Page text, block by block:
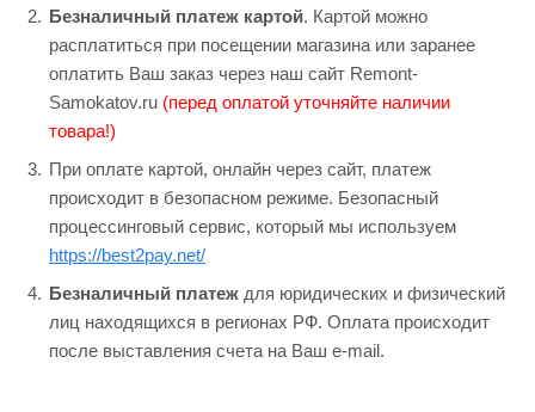
Безналичный платеж картой. Картой можно
расплатиться при посещении магазина или заранее
оплатить Ваш заказ через наш сайт Remont-
Samokatov.ru (перед оплатой уточняйте наличии
товара!)
При оплате картой, онлайн через сайт, платеж
происходит в безопасном режиме. Безопасный
процессинговый сервис, который мы используем
https://best2pay.net/
Безналичный платеж для юридических и физический
лиц находящихся в регионах РФ. Оплата происходит
после выставления счета на Ваш e-mail.